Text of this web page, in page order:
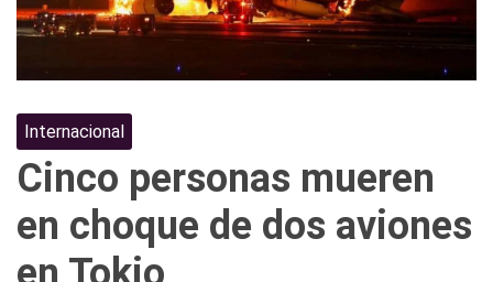
Internacional
Cinco personas mueren
en choque de dos aviones